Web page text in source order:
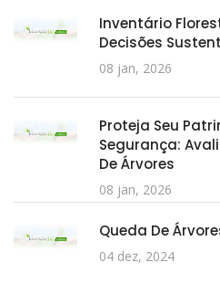
Inventário
Decisões
08 jan, 2026
Proteja Seu
Segurança:
De Árvores
08 jan, 2026
Queda De
04 dez, 2024